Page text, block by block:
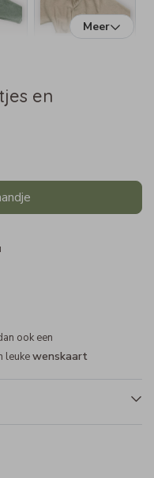
Meer
en
ook een
leukewenskaart